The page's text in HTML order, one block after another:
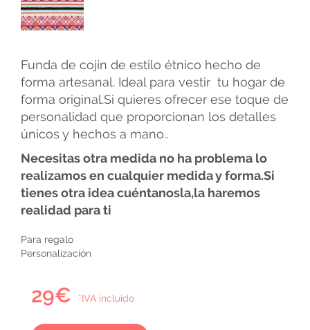
Funda de cojín de estilo étnico hecho de
forma artesanal. Ideal para vestir tu hogar de
forma original.Si quieres ofrecer ese toque de
personalidad que proporcionan los detalles
únicos y hechos a mano..
Necesitas otra medida no ha problema lo
realizamos en cualquier medida y forma.Si
tienes otra idea cuéntanosla,la haremos
realidad para ti
Para regalo
Personalización
29€ *IVA incluido